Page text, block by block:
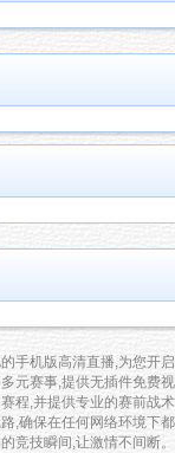
手机版高清直播,为您开
元赛事,提供无插件免费
程,并提供专业的赛前战术
,确保在任何网络环境下
竞技瞬间,让激情不间断。